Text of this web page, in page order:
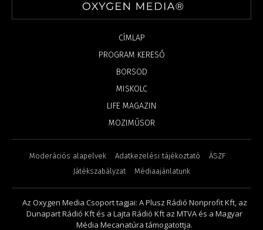
CÍMLAP
PROGRAM KERESŐ
BORSOD
MISKOLC
LIFE MAGAZIN
MOZIMŰSOR
Moderációs alapelvek Adatkezelési tájékoztató
ÁSZF
Játékszabályzat
Médiaajánlatunk
Az Oxygen Media Csoport tagjai: A Plusz Rádió Nonprofit Kft, az
Dunapart Rádió Kft és a Lajta Rádió Kft az MTVA és a Magyar
Média Mecanatúra támogatottja.